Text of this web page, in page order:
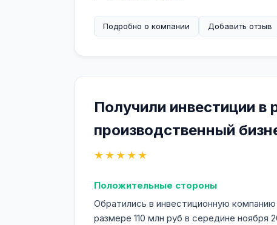
Подробно о компании Добавить отзыв
Получили инвестиции в
производственный
★★★★★
Положительные стороны
Обратились в инвестиционную
размере 110 млн руб в середине ноября